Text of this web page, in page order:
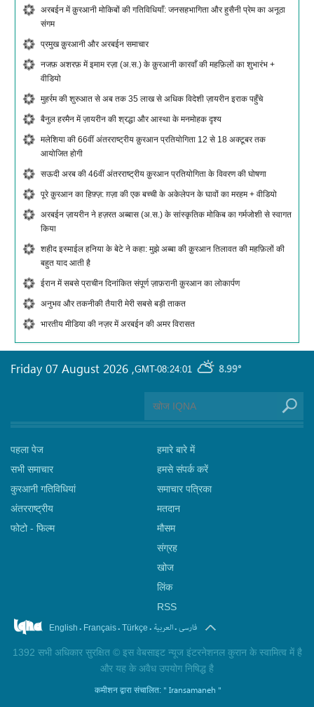
अरबईन में क़ुरआनी मोकिबों की गतिविधियाँ: जनसहभागिता और हुसैनी प्रेम का अनूठा
संगम
प्रमुख क़ुरआनी और अरबईन समाचार
नजफ़ अशरफ़ में इमाम रज़ा (अ.स.) के क़ुरआनी कारवाँ की महफ़िलों का शुभारंभ +
वीडियो
मुहर्रम की शुरुआत से अब तक 35 लाख से अधिक विदेशी ज़ायरीन इराक पहुँचे
बैनुल हरमैन में ज़ायरीन की श्रद्धा और आस्था के मनमोहक दृश्य
मलेशिया की 66वीं अंतरराष्ट्रीय क़ुरआन प्रतियोगिता 12 से 18 अक्टूबर तक
आयोजित होगी
सऊदी अरब की 46वीं अंतरराष्ट्रीय क़ुरआन प्रतियोगिता के विवरण की घोषणा
पूरे क़ुरआन का हिफ़्ज़: ग़ज़ा की एक बच्ची के अकेलेपन के घावों का मरहम + वीडियो
अरबईन ज़ायरीन ने हज़रत अब्बास (अ.स.) के सांस्कृतिक मोकिब का गर्मजोशी से स्वागत
किया
शहीद इस्माईल हनिया के बेटे ने कहा: मुझे अब्बा की क़ुरआन तिलावत की महफ़िलों की
बहुत याद आती है
ईरान में सबसे प्राचीन दिनांकित संपूर्ण ज़ाफ़रानी क़ुरआन का लोकार्पण
अनुभव और तकनीकी तैयारी मेरी सबसे बड़ी ताकत
भारतीय मीडिया की नज़र में अरबईन की अमर विरासत
GMT-08:24:01 8.99°
Friday 07 August 2026 ,
पहला पेज
सभी समाचार
कुरआनी गतिविधियां
अंतरराष्ट्रीय
फोटो - फिल्म
हमारे बारे में
हमसे संपर्क करें
समाचार पत्रिका
मतदान
मौसम
संग्रह
खोज
लिंक
RSS
English . Français. Türkçe . العربیة.فارسی
1392 सभी अधिकार सुरक्षित © इस वेबसाइट न्यूज इंटरनेशनल कुरान के स्वामित्व में है
और यह के अवैध उपयोग निषिद्ध है
कमीशन द्वारा संचालित: " Iransamaneh "